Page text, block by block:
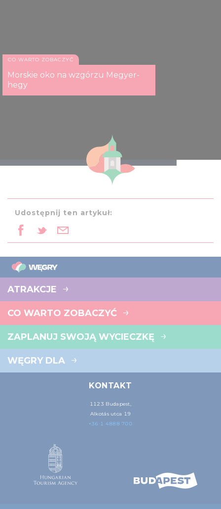
CO WARTO ZOBACZYĆ
Morskie oko na wzgórzu Megyer-
hegy
Udostępnij ten artykuł:
ATRAKCJE
CO WARTO ZOBACZYĆ
ZAPLANUJ SWOJĄ WYCIECZKĘ
WĘGRY DLA
KONTAKT
1123 Budapest,
Alkotás utca 19
+36 1 4888 700